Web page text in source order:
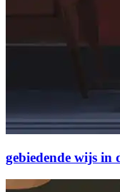
gebiedende wijs in